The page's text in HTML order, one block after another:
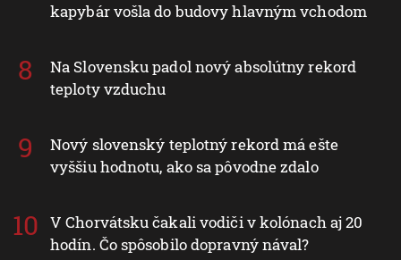
kapybár vošla do budovy hlavným vchodom
Na Slovensku padol nový absolútny rekord
teploty vzduchu
Nový slovenský teplotný rekord má ešte
vyššiu hodnotu, ako sa pôvodne zdalo
V Chorvátsku čakali vodiči v kolónach aj 20
hodín. Čo spôsobilo dopravný nával?